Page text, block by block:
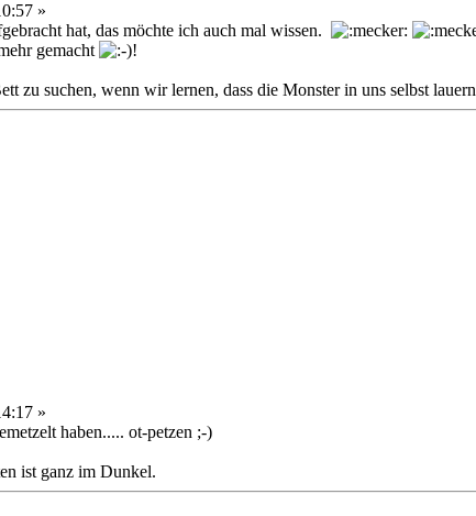
»
hat, das möchte ich auch mal wissen.
gemacht
!
zu suchen, wenn wir lernen, dass die Monster in uns selbst lauern
»
haben..... ot-petzen ;-)
ist ganz im Dunkel.